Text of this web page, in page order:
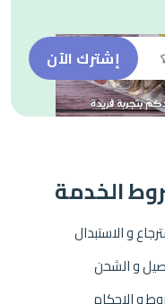
إشترك الآن
الخدمة
و الاستبدال
و الشحن